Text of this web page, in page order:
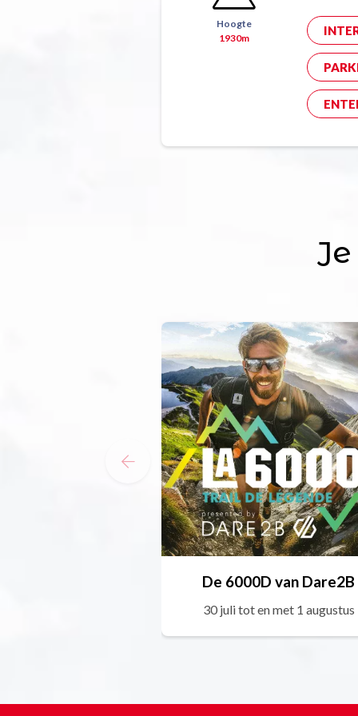
Hoogte
1930m
De 6000D van Dare2B
30 juli tot en met 1 augustus